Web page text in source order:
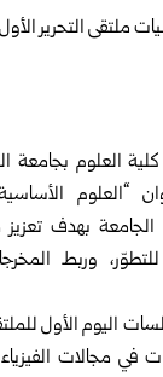
العلوم بجامعة
“العلوم
الجامعة بهدف
وربط
اليوم الأول
في مجالات